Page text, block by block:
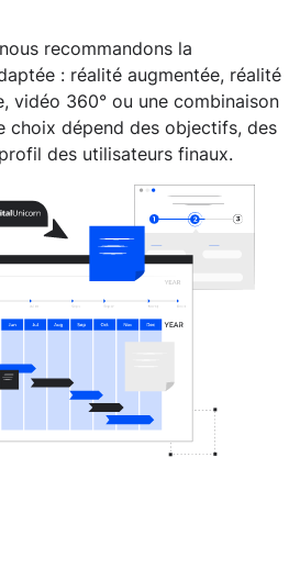
recommandons la
: réalité augmentée, réalité
vidéo 360° ou une combinaison
choix dépend des objectifs, des
des utilisateurs finaux.